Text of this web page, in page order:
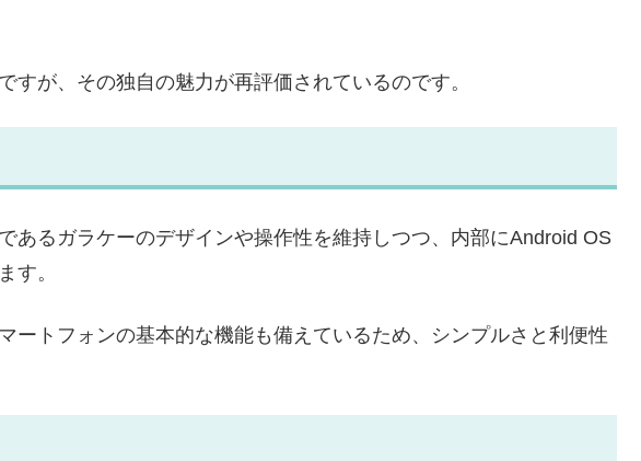
すが、その独自の魅力が再評価されているのです。
あるガラケーのデザインや操作性を維持しつつ、内部にAndroid OS
す。
ートフォンの基本的な機能も備えているため、シンプルさと利便性